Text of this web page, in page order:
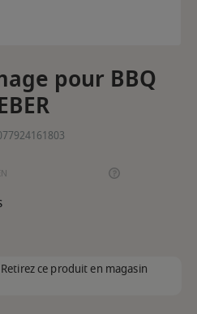
pour BBQ
ce produit en magasin